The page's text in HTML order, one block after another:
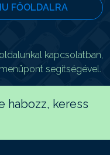
FŐOLDALRA
kapcsolatban,
segítségével.
habozz, keress